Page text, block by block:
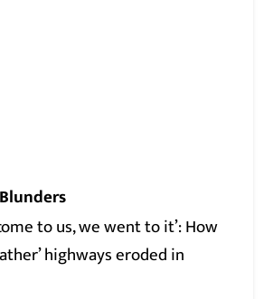
to us, we went to it’: How
highways eroded in